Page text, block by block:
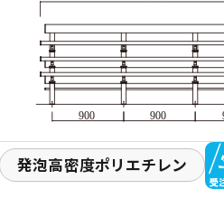
発泡高密度ポリエチレン